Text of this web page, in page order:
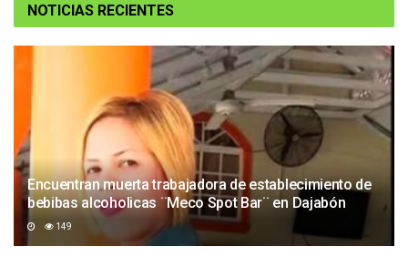
NOTICIAS RECIENTES
Encuentran muerta trabajadora de establecimiento de
bebibas alcoholicas ¨Meco Spot Bar¨ en Dajabón
149